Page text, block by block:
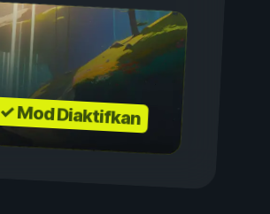
✓ Mod Diaktifkan